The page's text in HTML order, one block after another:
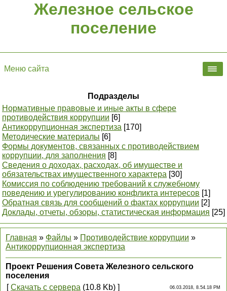
Железное сельское
поселение
Меню сайта
Подразделы
Нормативные правовые и иные акты в сфере
противодействия коррупции [6]
Антикоррупционная экспертиза [170]
Методические материалы [6]
Формы документов, связанных с противодействием
коррупции, для заполнения [8]
Сведения о доходах, расходах, об имуществе и
обязательствах имущественного характера [30]
Комиссия по соблюдению требований к служебному
поведению и урегулированию конфликта интересов [1]
Обратная связь для сообщений о фактах коррупции [2]
Доклады, отчеты, обзоры, статистическая информация [25]
Главная » Файлы » Противодействие коррупции »
Антикоррупционная экспертиза
Проект Решения Совета Железного сельского
поселения
[Скачать с сервера (10.8 Kb) ] 06.03.2018, 8.54.18 PM